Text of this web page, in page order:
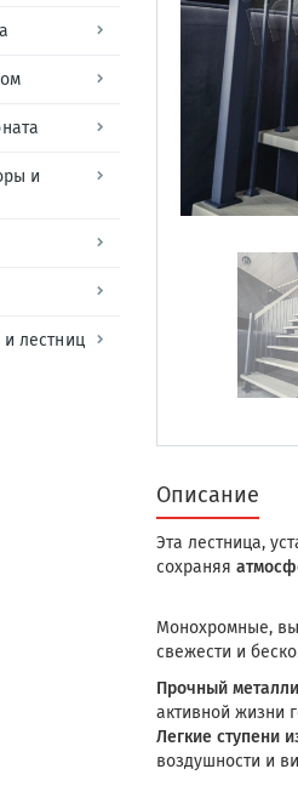
и
лестниц
Описание
Эта лестница,
сохраняя
Монохромные,
свежести и
Прочный
активной жизни
Легкие ступени
воздушности и